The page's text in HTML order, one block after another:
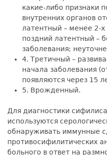
какие-либо признаки
внутренних органов
латентный – менее 2-х
поздний латентный –
заболевания;
4. Третичный –
начала заболевания
появляются через 15
5. Врожденный.
Для диагностики
используются
обнаруживать иммунные
противосифилитических
больного в ответ на